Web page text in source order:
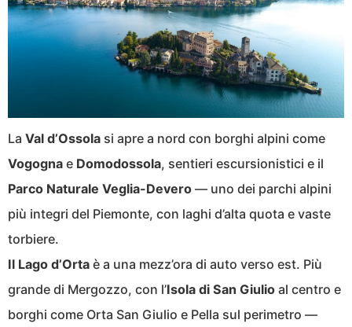
La Val d’Ossola si apre a nord con borghi alpini come
Vogogna e Domodossola, sentieri escursionistici e il
Parco Naturale Veglia-Devero — uno dei parchi alpini
più integri del Piemonte, con laghi d’alta quota e vaste
torbiere.
Il Lago d’Orta è a una mezz’ora di auto verso est. Più
grande di Mergozzo, con l’Isola di San Giulio al centro e
borghi come Orta San Giulio e Pella sul perimetro —